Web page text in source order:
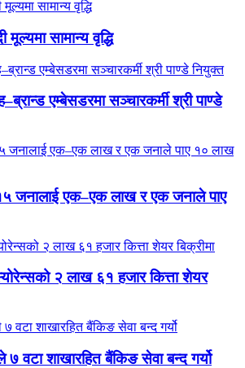
सामान्य वृद्धि
एम्बेसडरमा सञ्चारकर्मी श्री पाण्डे
जनालाई एक–एक लाख र एक जनाले पाए
२ लाख ६१ हजार कित्ता शेयर
वटा शाखारहित बैंकिङ सेवा बन्द गर्यो